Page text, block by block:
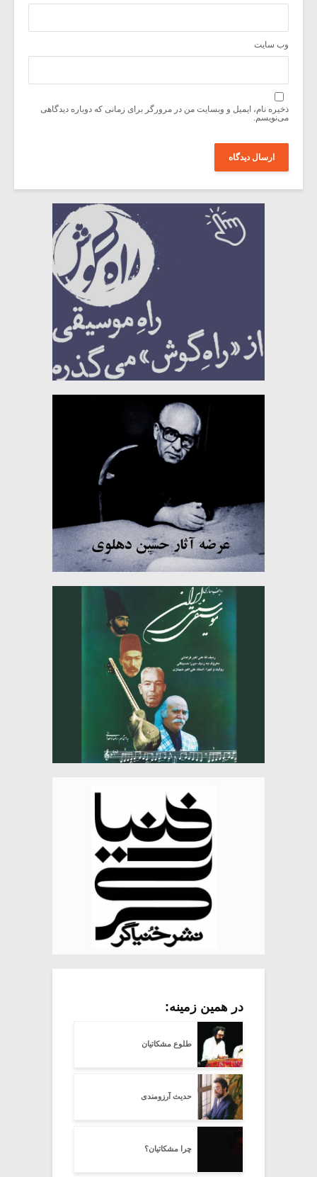
وب‌ سایت
ذخیره نام، ایمیل و وبسایت من در مرورگر برای زمانی که دوباره دیدگاهی
می‌نویسم.
در همین زمینه:
طلوع مشکاتیان
حدیث آرزومندی
چرا مشکاتیان؟